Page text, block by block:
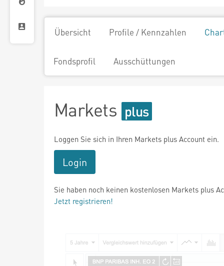
Übersicht Profile / Kennzahlen
Fondsprofil Ausschüttungen
Markets
Loggen Sie sich in Ihren Markets plus Account ein.
Login
Sie haben noch keinen kostenlosen Markets plus
Jetzt registrieren!